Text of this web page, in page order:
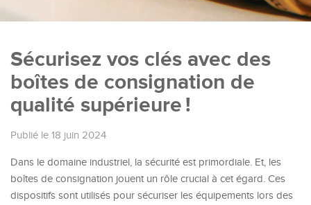
Sécurisez vos clés avec des
boîtes de consignation de
qualité supérieure !
Publié le 18 juin 2024
Dans le domaine industriel, la sécurité est primordiale. Et, les
boîtes de consignation jouent un rôle crucial à cet égard. Ces
dispositifs sont utilisés pour sécuriser les équipements lors des